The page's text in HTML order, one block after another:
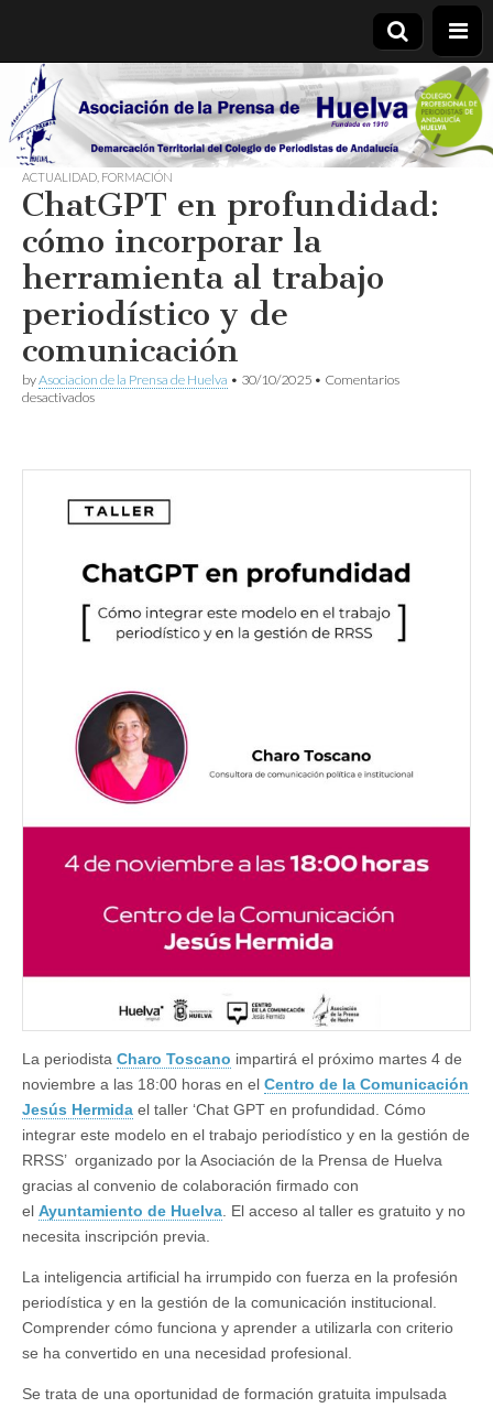
Asociación
de la
Prensa de
Huelva
ACTUALIDAD FORMACIÓN
ChatGPT en profundidad:
cómo incorporar la
herramienta al trabajo
periodístico y de
comunicación
byAsociacion de la Prensa de Huelva • 30/10/2025 • Comentarios
desactivadosen
cómo
la
herramienta
periodístico
de
comunicación
La periodista Charo Toscano impartirá el próximo martes 4 de
noviembre a las 18:00 horas en el Centro de la Comunicación
Jesús Hermida el taller ‘Chat GPT en profundidad. Cómo
integrar este modelo en el trabajo periodístico y en la gestión de
RRSS’ organizado por la Asociación de la Prensa de Huelva
gracias al convenio de colaboración firmado con
el Ayuntamiento de Huelva . El acceso al taller es gratuito y no
necesita inscripción previa.
La inteligencia artificial ha irrumpido con fuerza en la profesión
periodística y en la gestión de la comunicación institucional.
Comprender cómo funciona y aprender a utilizarla con criterio
se ha convertido en una necesidad profesional.
Se trata de una oportunidad de formación gratuita impulsada